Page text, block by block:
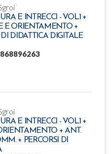
E INTRECCI - VOL.1 +
E ORIENTAMENTO +
DI DIDATTICA DIGITALE
E INTRECCI - VOL.1 +
+ ANT.
+ PERCORSI DI